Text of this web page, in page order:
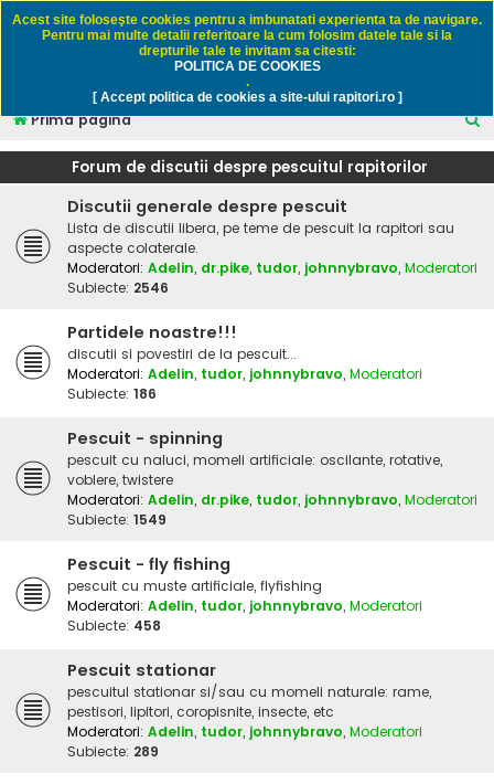
Rapitori.ro - Pescuit sportiv
Prima pagină
C
ă
Forum de discutii despre pescuitul rapitorilor
Discutii generale despre pescuit
Lista de discutii libera, pe teme de pescuit la rapitori sau
aspecte colaterale.
Moderatori: Adelin, dr.pike, tudor, johnnybravo, Moderatori
Subiecte: 2546
Partidele noastre!!!
discutii si povestiri de la pescuit...
Moderatori: Adelin, tudor, johnnybravo, Moderatori
Subiecte: 186
Pescuit - spinning
pescuit cu naluci, momeli artificiale: oscilante, rotative,
voblere, twistere
Moderatori: Adelin, dr.pike, tudor, johnnybravo, Moderatori
Subiecte: 1549
Pescuit - fly fishing
pescuit cu muste artificiale, flyfishing
Moderatori: Adelin, tudor, johnnybravo, Moderatori
Subiecte: 458
Pescuit stationar
pescuitul stationar si/sau cu momeli naturale: rame,
pestisori, lipitori, coropisnite, insecte, etc
Moderatori: Adelin, tudor, johnnybravo, Moderatori
Subiecte: 289
Acest site foloseşte cookies pentru a imbunatati experienta ta de navigare.
Pentru mai multe detalii referitoare la cum folosim datele tale si la
drepturile tale te invitam sa citesti:
POLITICA DE COOKIES
.
[ Accept politica de cookies a site-ului rapitori.ro ]